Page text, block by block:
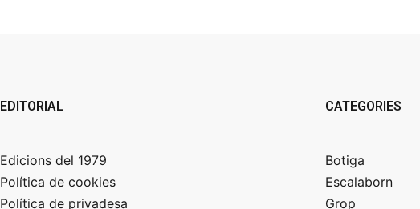
EDITORIAL
Edicions del 1979
Política de cookies
Política de privadesa
CATEGORIES
Botiga
Escalaborn
Grop